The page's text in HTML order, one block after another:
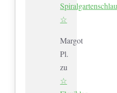
☆
Margot
Pl.
zu
☆